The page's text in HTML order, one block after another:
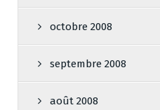
octobre 2008
septembre 2008
août 2008